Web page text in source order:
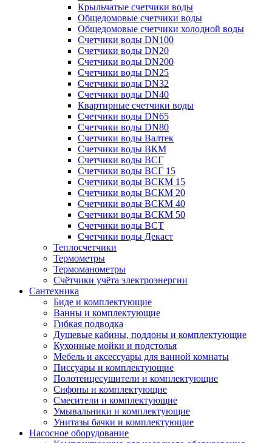
Крыльчатые счетчики воды
Общедомовые счетчики воды
Общедомовые счетчики холодной воды
Счетчики воды DN100
Счетчики воды DN20
Счетчики воды DN200
Счетчики воды DN25
Счетчики воды DN32
Счетчики воды DN40
Квартирные счетчики воды
Счетчики воды DN65
Счетчики воды DN80
Счетчики воды Валтек
Счетчики воды ВКМ
Счетчики воды ВСГ
Счетчики воды ВСГ 15
Счетчики воды ВСКМ 15
Счетчики воды ВСКМ 20
Счетчики воды ВСКМ 40
Счетчики воды ВСКМ 50
Счетчики воды ВСТ
Счетчики воды Декаст
Теплосчетчики
Термометры
Термоманометры
Счётчики учёта электроэнергии
Сантехника
Биде и комплектующие
Ванны и комплектующие
Гибкая подводка
Душевые кабины, поддоны и комплектующие
Кухонные мойки и подстолья
Мебель и аксессуары для ванной комнаты
Писсуары и комплектующие
Полотенцесушители и комплектующие
Сифоны и комплектующие
Смесители и комплектующие
Умывальники и комплектующие
Унитазы бачки и комплектующие
Насосное оборудование